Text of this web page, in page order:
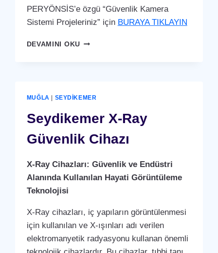
PERYÖNSİS’e özgü “Güvenlik Kamera
Sistemi Projeleriniz” için BURAYA TIKLAYIN
DEVAMINI OKUSEYDIKEMER
MUĞLA SEYDIKEMER
Seydikemer X-Ray
Güvenlik Cihazı
X-Ray Cihazları: Güvenlik ve Endüstri
Alanında Kullanılan Hayati Görüntüleme
Teknolojisi
X-Ray cihazları, iç yapıların görüntülenmesi
için kullanılan ve X-ışınları adı verilen
elektromanyetik radyasyonu kullanan önemli